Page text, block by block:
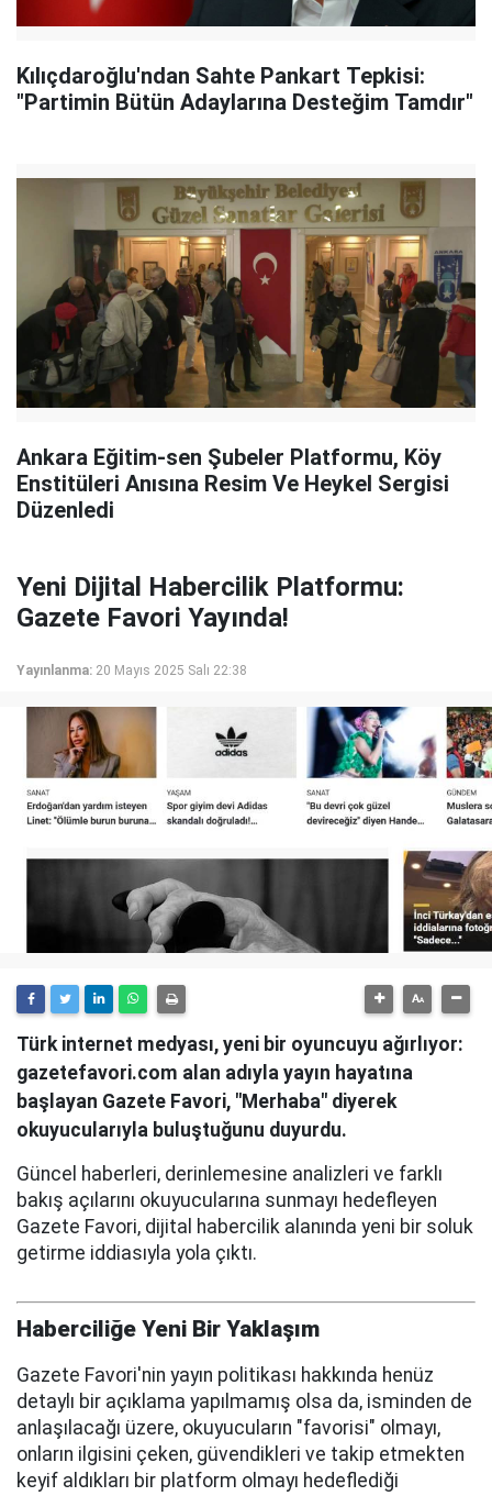
Kılıçdaroğlu'ndan Sahte Pankart Tepkisi:
"Partimin Bütün Adaylarına Desteğim Tamdır"
Ankara Eğitim-sen Şubeler Platformu, Köy
Enstitüleri Anısına Resim Ve Heykel Sergisi
Düzenledi
Yeni Dijital Habercilik Platformu:
Gazete Favori Yayında!
Yayınlanma: 20 Mayıs 2025 Salı 22:38
Türk internet medyası, yeni bir oyuncuyu ağırlıyor:
gazetefavori.com alan adıyla yayın hayatına
başlayan Gazete Favori, "Merhaba" diyerek
okuyucularıyla buluştuğunu duyurdu.
Güncel haberleri, derinlemesine analizleri ve farklı
bakış açılarını okuyucularına sunmayı hedefleyen
Gazete Favori, dijital habercilik alanında yeni bir soluk
getirme iddiasıyla yola çıktı.
Haberciliğe Yeni Bir Yaklaşım
Gazete Favori'nin yayın politikası hakkında henüz
detaylı bir açıklama yapılmamış olsa da, isminden de
anlaşılacağı üzere, okuyucuların "favorisi" olmayı,
onların ilgisini çeken, güvendikleri ve takip etmekten
keyif aldıkları bir platform olmayı hedeflediği